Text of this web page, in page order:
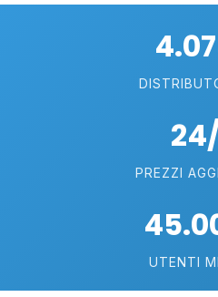
PREZZI
UTENTI